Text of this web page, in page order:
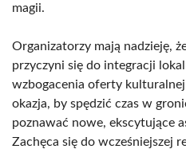
magii.
Organizatorzy mają nadzieję,
przyczyni się do integracji
wzbogacenia oferty kulturalnej
okazja, by spędzić czas w
poznawać nowe, ekscytujące
Zachęca się do wcześniejszej